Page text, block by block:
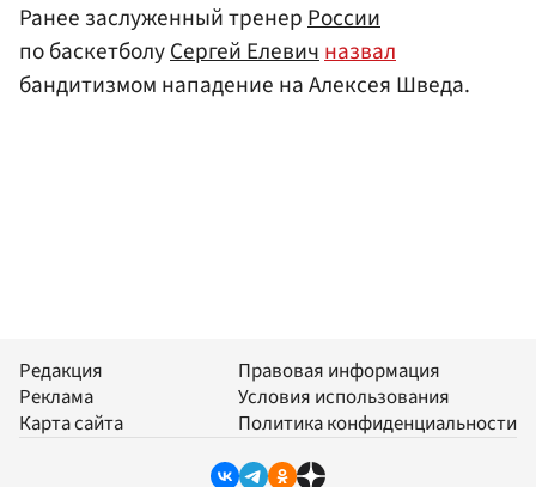
Ранее заслуженный тренерРоссии
по баскетболуСергей Елевичназвал
бандитизмом нападение на Алексея Шведа.
Редакция
Реклама
Карта сайта
Правовая информация
Условия использования
Политика конфиденциальности